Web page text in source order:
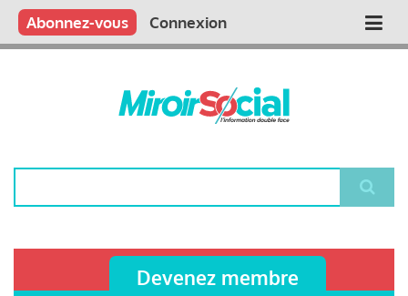
Aller
contenu
Main
Qui sommes nous ?
Vous publiez
Nous publions
Contactez-nous
Abonnez-vous Connexion
Devenez membre